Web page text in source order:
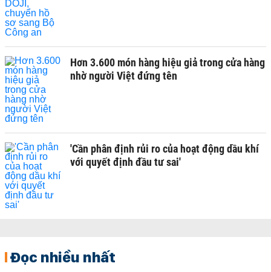
Hơn 3.600 món hàng hiệu giả trong cửa hàng
nhờ người Việt đứng tên
'Cần phân định rủi ro của hoạt động dầu khí
với quyết định đầu tư sai'
Đọc nhiều nhất